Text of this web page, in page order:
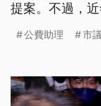
提案。不過，
單透明化，做
公費助理 市